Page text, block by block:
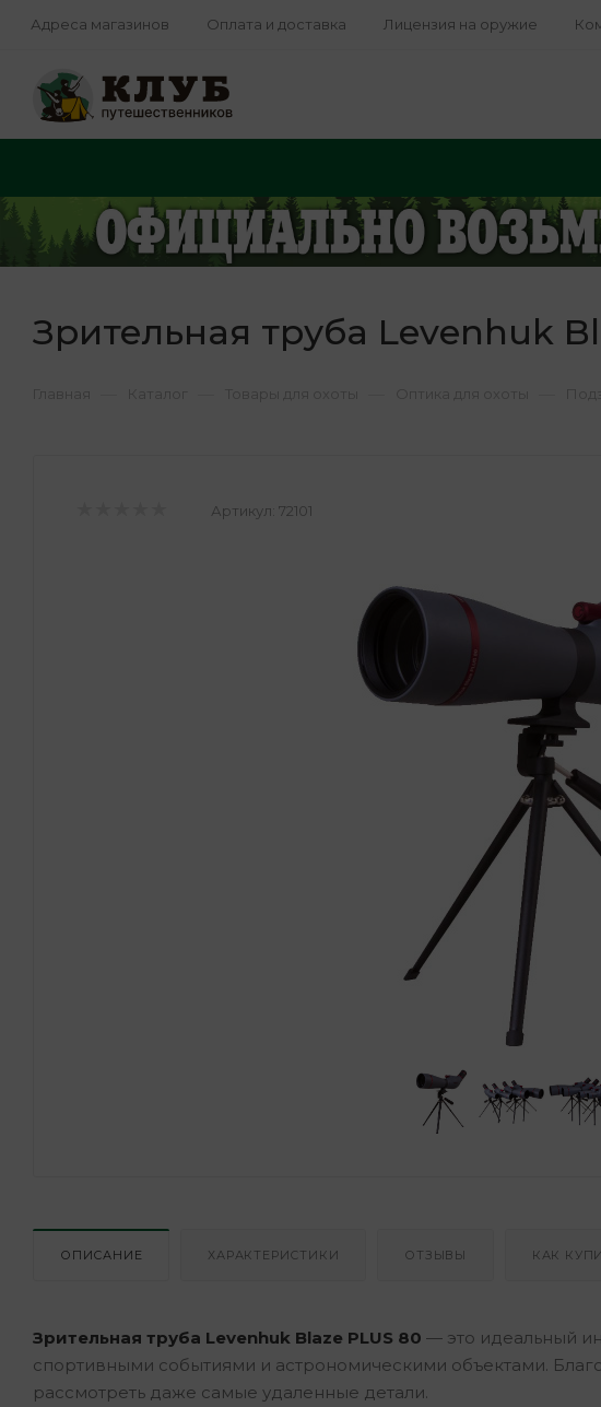
Адреса магазинов Оплата и доставка Лицензия на оружие
Зрительная труба Levenhuk
Артикул: 72101
ОПИСАНИЕ ХАРАКТЕРИСТИКИ ОТЗЫВЫ КАК
Зрительная труба Levenhuk Blaze PLUS 80 — это идеальный
спортивными событиями и астрономическими объектами.
рассмотреть даже самые удаленные детали.